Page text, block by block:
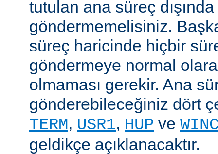
tutulan ana süreç
göndermemelisiniz.
süreç haricinde hiçbir
göndermeye normal
olmaması gerekir. Ana
gönderebileceğiniz dört
TERM, USR1, HUP ve
geldikçe açıklanacaktır.